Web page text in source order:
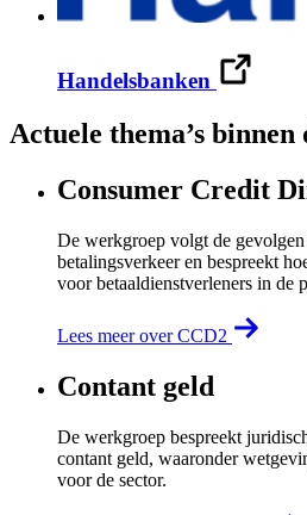
Handelsbanken
Actuele thema’s
Consumer Credit
De werkgroep volgt de
betalingsverkeer en bespreekt
voor betaaldienstverleners in de
Lees meer over CCD2
Contant geld
De werkgroep bespreekt
contant geld, waaronder
voor de sector.